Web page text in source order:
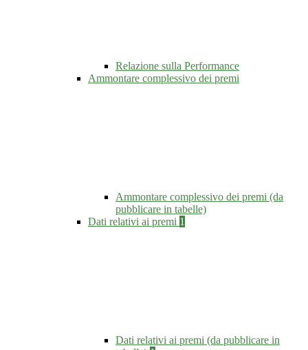
Relazione sulla Performance
Ammontare complessivo dei premi
Ammontare complessivo dei premi (da
pubblicare in tabelle)
Dati relativi ai premi 1
Dati relativi ai premi (da pubblicare in